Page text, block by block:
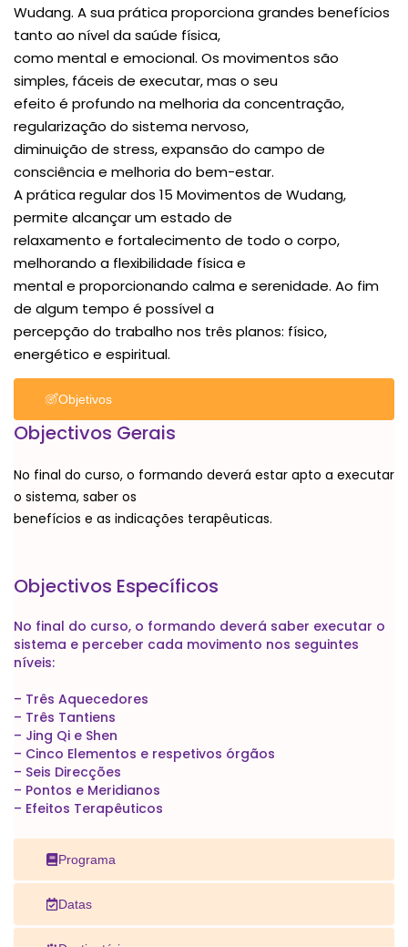
Wudang. A sua prática proporciona grandes benefícios
tanto ao nível da saúde física,
como mental e emocional. Os movimentos são
simples, fáceis de executar, mas o seu
efeito é profundo na melhoria da concentração,
regularização do sistema nervoso,
diminuição de stress, expansão do campo de
consciência e melhoria do bem-estar.
A prática regular dos 15 Movimentos de Wudang,
permite alcançar um estado de
relaxamento e fortalecimento de todo o corpo,
melhorando a flexibilidade física e
mental e proporcionando calma e serenidade. Ao fim
de algum tempo é possível a
percepção do trabalho nos três planos: físico,
energético e espiritual.
Objetivos
Programa
Datas
Objectivos Gerais
No final do curso, o formando deverá estar apto a executar
o sistema, saber os
benefícios e as indicações terapêuticas.
Objectivos Específicos
No final do curso, o formando deverá saber executar o
sistema e perceber cada movimento nos seguintes
níveis:
– Três Aquecedores
– Três Tantiens
– Jing Qi e Shen
– Cinco Elementos e respetivos órgãos
– Seis Direcções
– Pontos e Meridianos
– Efeitos Terapêuticos